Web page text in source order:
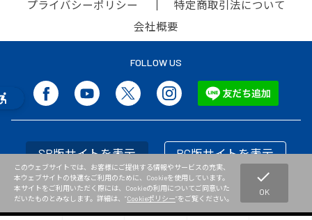
プライバシーポリシー
特定商取引法について
会社概要
FOLLOW US
SP版サイトを表示 PC版サイトを表示
Copyright © NISHI Athletic Goods Co.,Ltd. All Rights Reserved.
このウェブサイトでは、お客様にご提供する情報やサービスの充実、
本ウェブサイトの快適なご利用のために、Cookieを使用しています。
本サイトをご利用いただく際には、Cookieの利用についてご同意いた
だいたものとみなします。詳細は、”Cookieポリシー”をご覧ください。
check
OK